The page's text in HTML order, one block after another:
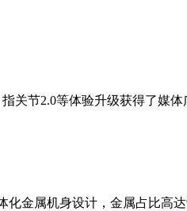
节2.0等体验升级获得了媒
金属机身设计，金属占比高